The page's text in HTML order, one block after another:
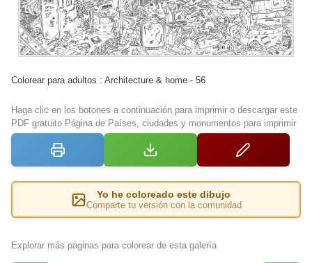
Colorear para adultos : Architecture & home - 56
Haga clic en los botones a continuación para imprimir o descargar este
PDF gratuito Página de Países, ciudades y monumentos para imprimir
Yo he coloreado este dibujo
Comparte tu versión con la comunidad
Explorar más páginas para colorear de esta galería